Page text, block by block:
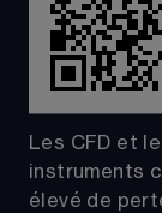
Les CFD et
instruments
élevé de